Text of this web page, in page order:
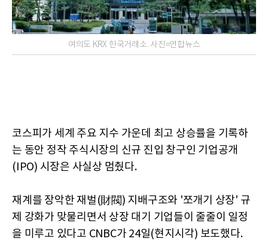
여의도 KRX 한국거래소. 사진=연합뉴스
코스피가 세계 주요 지수 가운데 최고 상승률을 기록하
는 동안 정작 주식시장의 신규 진입 창구인 기업공개
(IPO) 시장은 사실상 멈췄다.
재계를 장악한 재벌(財閥) 지배구조와 '쪼개기 상장' 규
제 강화가 맞물리면서 상장 대기 기업들이 줄줄이 일정
을 미루고 있다고 CNBC가 24일(현지시각) 보도했다.